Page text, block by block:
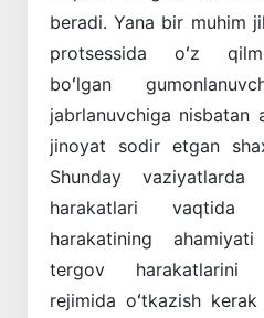
beradi. Yana bir muhim
protsessida oʻz
boʻlgan
jabrlanuvchiga nisbatan
jinoyat sodir etgan
Shunday vaziyatlarda
harakatlari vaqtida
harakatining
tergov harakatlarini
rejimida oʻtkazish